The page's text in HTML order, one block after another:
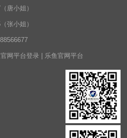
唐小姐）
张小姐）
网平台登录 乐鱼官网平台